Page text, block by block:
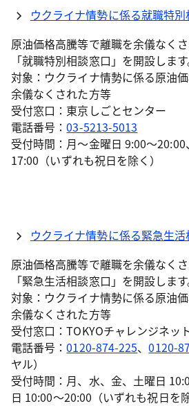
ウクライナ情勢に係る就職特別
原油価格高騰等で離職を余儀なく
「就職特別相談窓口」を開設します
対象：ウクライナ情勢に係る原油
余儀なくされた方等
受付窓口：東京しごとセンター
電話番号：03-5213-5013
受付時間：月～金曜日 9:00～
17:00（いずれも祝日を除く）
ウクライナ情勢に係る緊急生活
原油価格高騰等で離職を余儀なく
「緊急生活相談窓口」を開設します
対象：ウクライナ情勢に係る原油
余儀なくされた方等
受付窓口：TOKYOチャレンジネッ
電話番号：0120-874-225、0120-
ヤル）
受付時間：月、水、金、土曜日
日 10:00～20:00（いずれも祝日を除